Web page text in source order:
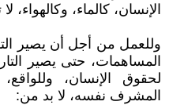
الإنسان، كالماء، وكالهواء،
وللعمل من أجل أن يصير
المساهمات، حتى يصير
لحقوق الإنسان،
المشرف نفسه، لا بد من: